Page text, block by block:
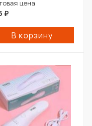
цена
₽
В корзину